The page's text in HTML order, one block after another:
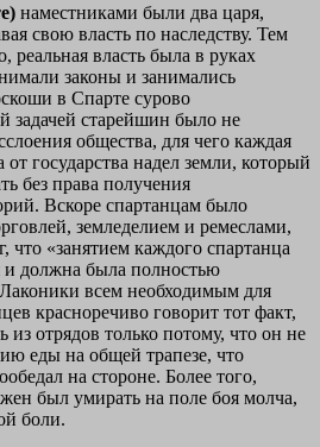
наместниками были два царя,
свою власть по наследству. Тем
реальная власть была в руках
законы и занимались
в Спарте сурово
задачей старейшин было не
общества, для чего каждая
от государства надел земли, который
без права получения
Вскоре спартанцам было
земледелием и ремеслами,
что «занятием каждого спартанца
и должна была полностью
всем необходимым для
красноречиво говорит тот факт,
из отрядов только потому, что он не
еды на общей трапезе, что
на стороне. Более того,
был умирать на поле боя молча,
боли.